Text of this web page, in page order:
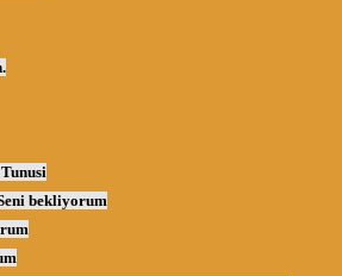
bekliyorum